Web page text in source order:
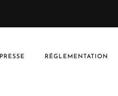
PRESSE RÉGLEMENTATION